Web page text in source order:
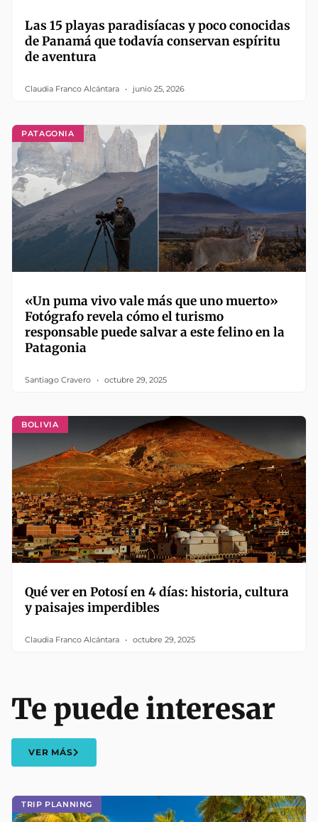
Las 15 playas paradisíacas y poco conocidas
de Panamá que todavía conservan espíritu
de aventura
Claudia Franco Alcántara junio 25, 2026
PATAGONIA
«Un puma vivo vale más que uno muerto»
Fotógrafo revela cómo el turismo
responsable puede salvar a este felino en la
Patagonia
Santiago Cravero octubre 29, 2025
BOLIVIA
Qué ver en Potosí en 4 días: historia, cultura
y paisajes imperdibles
Claudia Franco Alcántara octubre 29, 2025
TRIP PLANNING
Te puede interesar
VER MÁS